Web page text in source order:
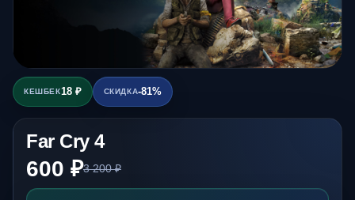
КЕШБЕК18 ₽ СКИДКА-81%
Far Cry 4
600 ₽3 200 ₽